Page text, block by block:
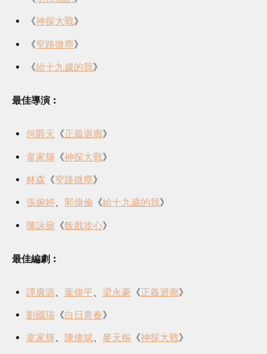
《神探大戰》
《窄路微塵》
《給十九歲的我》
最佳導演︰
何爵天 《正義迴廊》
韋家輝 《神探大戰》
林森 《窄路微塵》
張婉婷、 郭偉倫 《給十九歲的我》
陳詠燊 《飯戲攻心》
最佳編劇︰
譚廣源 葉偉平 梁永豪 《正義迴廊》
劉國瑞 《白日青春》
韋家輝、 陳偉斌、 麥天樞 《神探大戰》